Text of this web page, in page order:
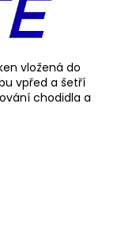
vložená do
vpřed a šetří
chodidla a